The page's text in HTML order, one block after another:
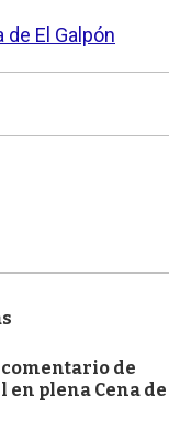
El Galpón
comentario de
en plena Cena de